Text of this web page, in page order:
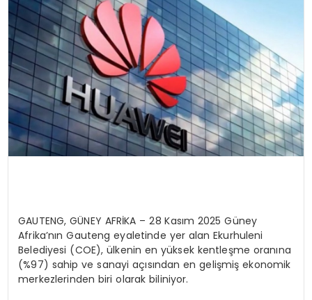
GAUTENG, GÜNEY AFRİKA – 28 Kasım 2025 Güney
Afrika’nın Gauteng eyaletinde yer alan Ekurhuleni
Belediyesi (COE), ülkenin en yüksek kentleşme oranına
(%97) sahip ve sanayi açısından en gelişmiş ekonomik
merkezlerinden biri olarak biliniyor.